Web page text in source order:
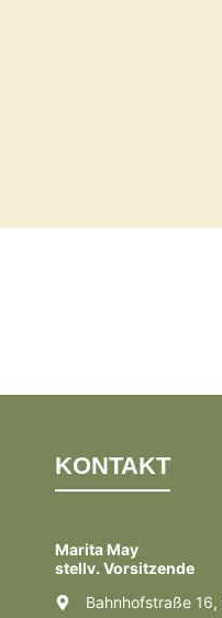
KONTAKT
Marita May
stellv. Vorsitzende
Bahnhofstraße